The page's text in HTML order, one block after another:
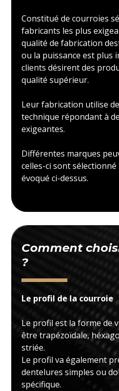
Constitué de courroies
fabricants les plus
qualité de fabrication
ou la puissance est plus
clients désirent des
qualité supérieur.
Leur fabrication utilise
technique répondant à
exigeantes.
Différentes marques
celles-ci sont
évoqué ci-dessus.
Comment
?
Le profil de la courroie
Le profil est la forme de
être trapézoïdale,
striée.
Le profil va également
dentelures simples ou
spécifique.